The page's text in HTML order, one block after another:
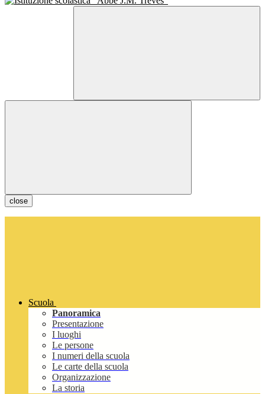
close
Scuola
Panoramica
Presentazione
I luoghi
Le persone
I numeri della scuola
Le carte della scuola
Organizzazione
La storia